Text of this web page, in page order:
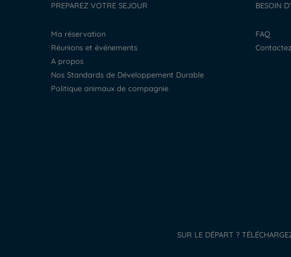
PREPAREZ VOTRE SEJOUR
Ma réservation
Réunions et événements
A propos
Nos Standards de Développement Durable
Politique animaux de compagnie
BESOIN
FAQ
SUR LE DÉPART ?